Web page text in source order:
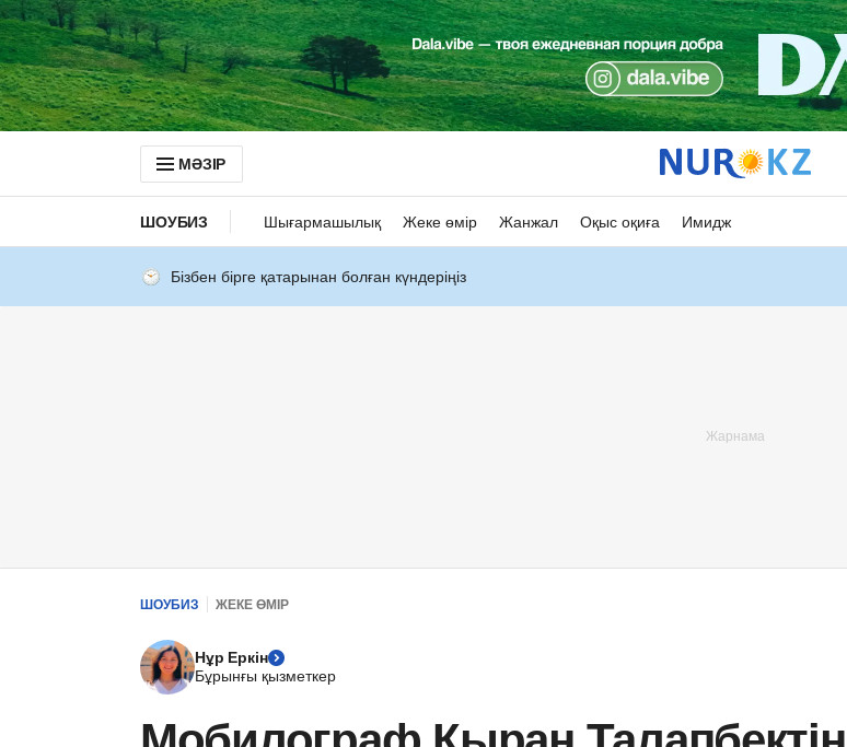
МӘЗІР
ШОУБИЗ Шығармашылық Жеке өмір Жанжал Оқыс оқиға Имидж
Бізбен бірге қатарынан болған күндеріңіз
ШОУБИЗ ЖЕКЕ ӨМІР
Нұр Еркін
Бұрынғы қызметкер